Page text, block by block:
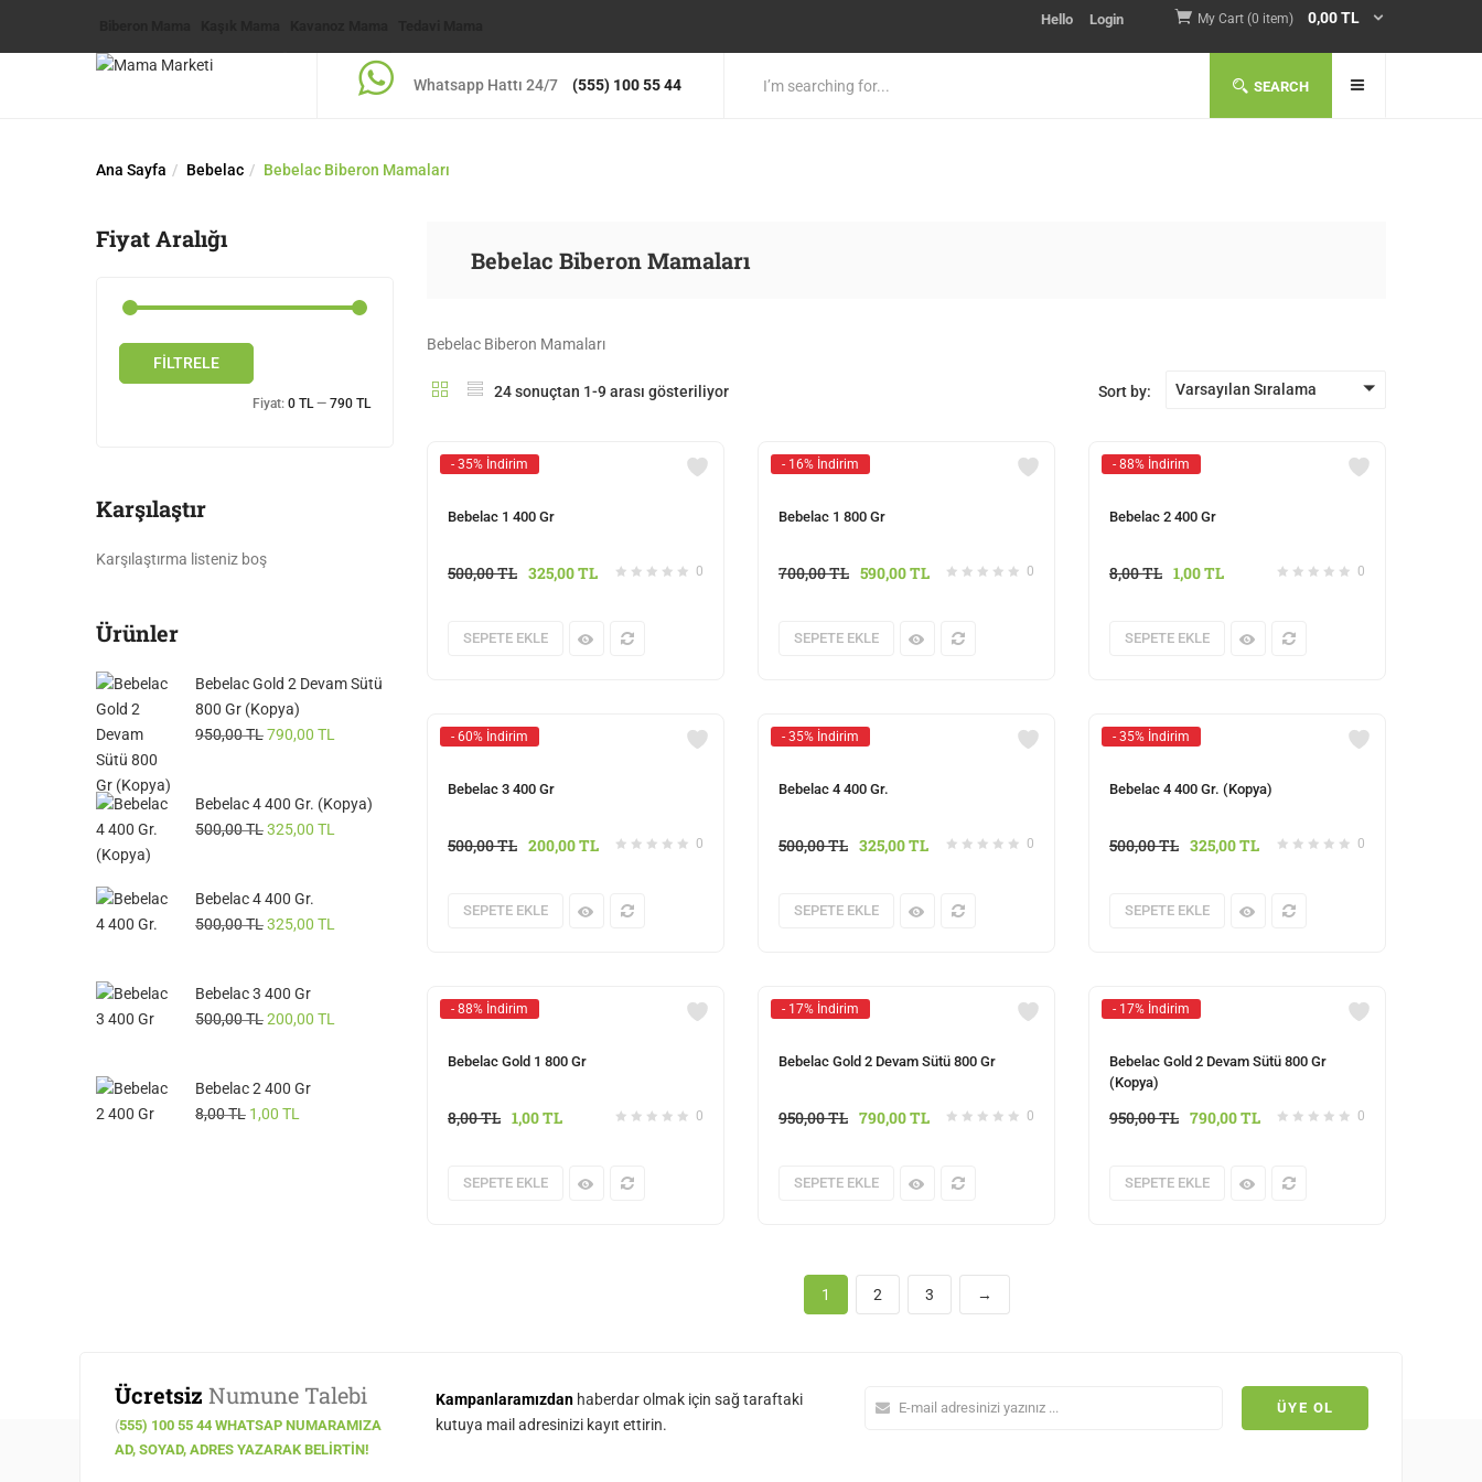
Hello Login My Cart (0 item) 0,00TL
Whatsapp Hattı 24/7 (555) 100 55 44 SEARCH
Ana Sayfa Bebelac Bebelac Biberon Mamaları
Bebelac Biberon Mamaları
Bebelac Biberon Mamaları
24 sonuçtan 1-9 arası gösteriliyor Sort by: Varsayılan Sıralama
- 35% İndirim
Bebelac 1 400 Gr
0
500,00TL 325,00TL
SEPETE EKLE
- 16% İndirim
Bebelac 1 800 Gr
0
700,00TL 590,00TL
SEPETE EKLE
- 88% İndirim
Bebelac 2 400 Gr
0
8,00TL 1,00TL
SEPETE EKLE
- 60% İndirim
Bebelac 3 400 Gr
0
500,00TL 200,00TL
SEPETE EKLE
- 35% İndirim
Bebelac 4 400 Gr.
0
500,00TL 325,00TL
SEPETE EKLE
- 35% İndirim
Bebelac 4 400 Gr. (Kopya)
0
500,00TL 325,00TL
SEPETE EKLE
- 88% İndirim
Bebelac Gold 1 800 Gr
0
8,00TL 1,00TL
SEPETE EKLE
- 17% İndirim
Bebelac Gold 2 Devam Sütü 800 Gr
0
950,00TL 790,00TL
SEPETE EKLE
- 17% İndirim
Bebelac Gold 2 Devam Sütü 800 Gr
(Kopya)
0
950,00TL 790,00TL
SEPETE EKLE
1 2 3 →
Fiyat Aralığı
FILTRELE
Fiyat: 0 TL— 790 TL
Karşılaştır
Karşılaştırma listeniz boş
Ürünler
Bebelac Gold 2 Devam Sütü
800 Gr (Kopya)
950,00TL790,00 TL
Bebelac 4 400 Gr. (Kopya)
500,00TL325,00 TL
Bebelac 4 400 Gr.
500,00TL325,00 TL
Bebelac 3 400 Gr
500,00TL200,00 TL
Bebelac 2 400 Gr
8,00TL 1,00 TL
Ücretsiz Numune Talebi
(555) 100 55 44 WHATSAP NUMARAMIZA
AD, SOYAD, ADRES YAZARAK BELIRTIN!
Kampanlaramızdan haberdar olmak için sağ taraftaki
kutuya mail adresinizi kayıt ettirin.